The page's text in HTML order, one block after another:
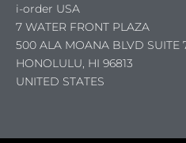
i-order USA
7 WATER FRONT PLAZA
500 ALA MOANA BLVD SUITE
HONOLULU, HI 96813
UNITED STATES